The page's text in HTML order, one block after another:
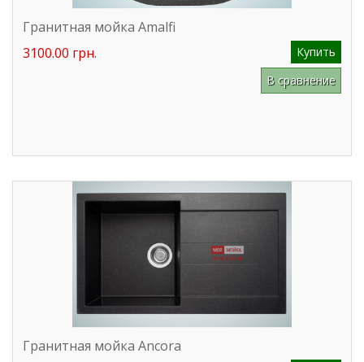
Гранитная мойка Amalfi
3100.00 грн.
Купить
В сравнение
Гранитная мойка Ancora